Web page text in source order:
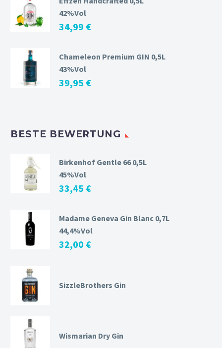
42%Vol
34,99 €
Chameleon Premium GIN 0,5L
43%Vol
39,95 €
BESTE BEWERTUNG
Birkenhof Gentle 66 0,5L
45%Vol
33,45 €
Madame Geneva Gin Blanc 0,7L
44,4%Vol
32,00 €
SizzleBrothers Gin
Wismarian Dry Gin